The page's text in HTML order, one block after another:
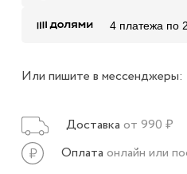
4 платежа по
Или пишите в мессенджеры:
Доставка от 990 ₽
Оплата онлайн или